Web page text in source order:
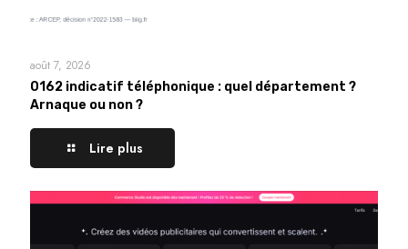
août 7, 2026
0162 indicatif téléphonique : quel département ?
Arnaque ou non ?
Lire plus